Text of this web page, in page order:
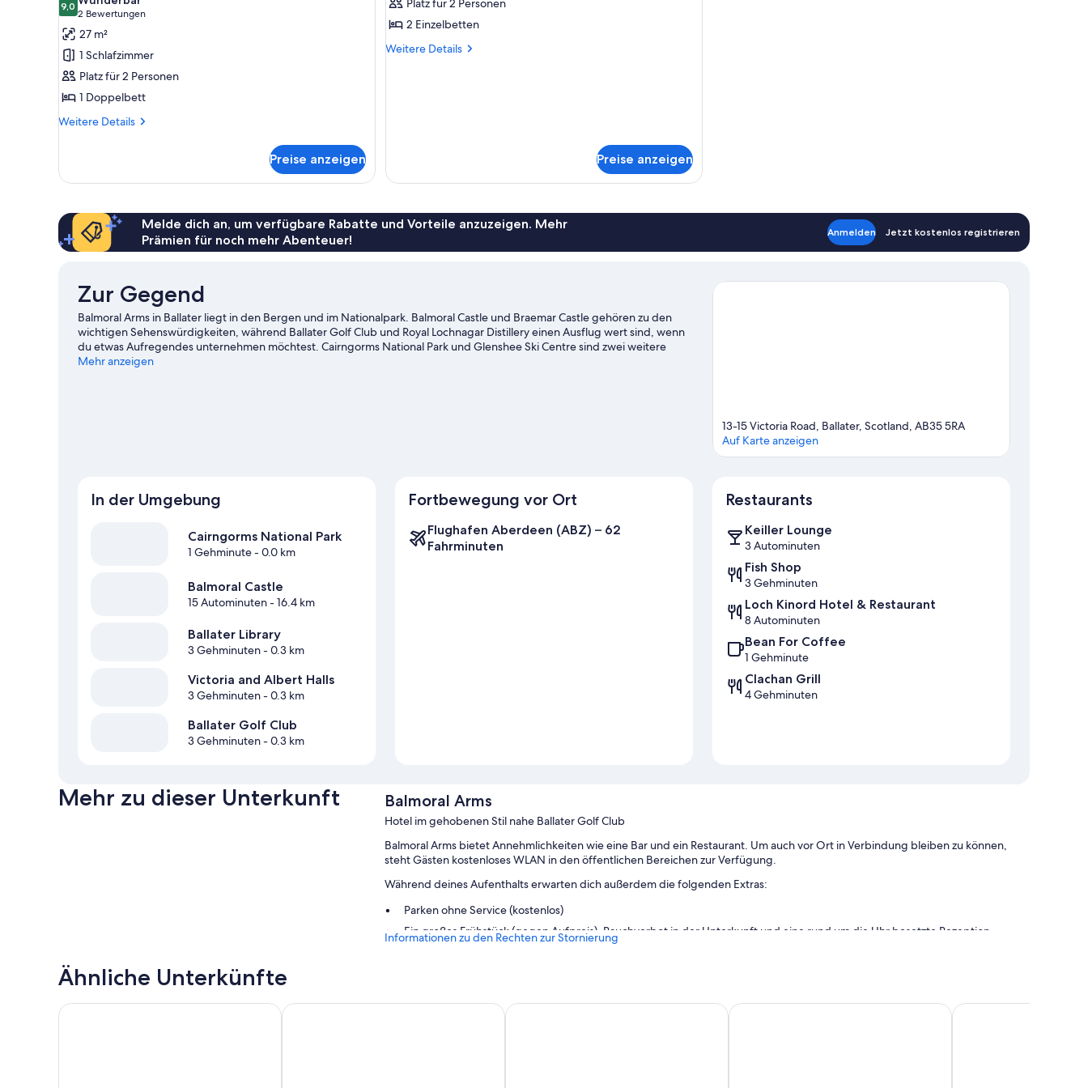
für
Premium-
Studiosuite
anzeigen
9,09,0 von 10
2 Bewertungen
(2
Bewertungen)
27 m²
1 Schlafzimmer
Platz für 2 Personen
1 Doppelbett
Weitere Details
Weitere
Studiosuite
Preise anzeigen
für
Classic
Twin
Platz für 2 Personen
2 Einzelbetten
Weitere Details
Weitere
Preise anzeigen
Melde dich an, um verfügbare Rabatte und Vorteile anzuzeigen. Mehr
Prämien für noch mehr Abenteuer!
Anmelden Jetzt kostenlos registrieren
Zur Gegend
Balmoral Arms in Ballater liegt in den Bergen und im Nationalpark. Balmoral Castle und Braemar Castle gehören zu den
wichtigen Sehenswürdigkeiten, während Ballater Golf Club und Royal Lochnagar Distillery einen Ausflug wert sind, wenn
du etwas Aufregendes unternehmen möchtest. Cairngorms National Park und Glenshee Ski Centre sind zwei weitere
empfehlenswerte Orte für einen Abstecher. Erlebe Wasserspaß pur beim Angeln ganz in der Nähe oder genieße einfach
Mehr anzeigen
13-15 Victoria Road, Ballater, Scotland, AB35 5RA
Auf Karte anzeigen
In der Umgebung
Cairngorms National Park
1 Gehminute- 0.0 km
Balmoral Castle
15 Autominuten- 16.4 km
Ballater Library
3 Gehminuten- 0.3 km
Victoria and Albert Halls
3 Gehminuten- 0.3 km
Ballater Golf Club
3 Gehminuten- 0.3 km
Fortbewegung vor Ort
Flughafen Aberdeen (ABZ) – 62
Fahrminuten
Restaurants
Keiller Lounge
3 Autominuten
Fish Shop
3 Gehminuten
Loch Kinord Hotel & Restaurant
8 Autominuten
Bean For Coffee
1 Gehminute
Clachan Grill
4 Gehminuten
Mehr zu dieser Unterkunft Balmoral Arms
Hotel im gehobenen Stil nahe Ballater Golf Club
Balmoral Arms bietet Annehmlichkeiten wie eine Bar und ein Restaurant. Um auch vor Ort in Verbindung bleiben zu können,
steht Gästen kostenloses WLAN in den öffentlichen Bereichen zur Verfügung.
Während deines Aufenthalts erwarten dich außerdem die folgenden Extras:
Parken ohne Service (kostenlos)
Ein großes Frühstück (gegen Aufpreis), Rauchverbot in der Unterkunft und eine rund um die Uhr besetzte Rezeption
Zimmerausstattung
Informationen zu den Rechten zur Stornierung
Ähnliche Unterkünfte
The Lodges At Craigendarroch Country ClubMeldrum House Country Hotel & Golf CourseHilton Grand Vacations Club Craigendarroch Suites Royal Deeside
Thainstone House Braemar Youth Hostel